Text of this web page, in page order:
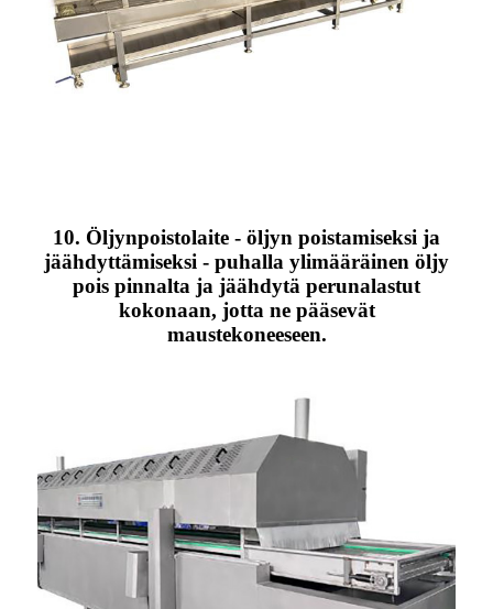
10. Öljynpoistolaite - öljyn poistamiseksi ja
jäähdyttämiseksi - puhalla ylimääräinen öljy
pois pinnalta ja jäähdytä perunalastut
kokonaan, jotta ne pääsevät
maustekoneeseen.